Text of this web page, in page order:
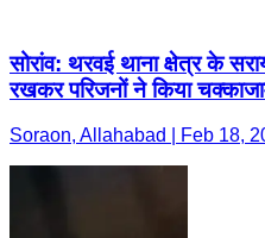
सोरांव: थरवई थाना क्षेत्र के
रखकर परिजनों ने किया
Soraon, Allahabad | Feb 18,